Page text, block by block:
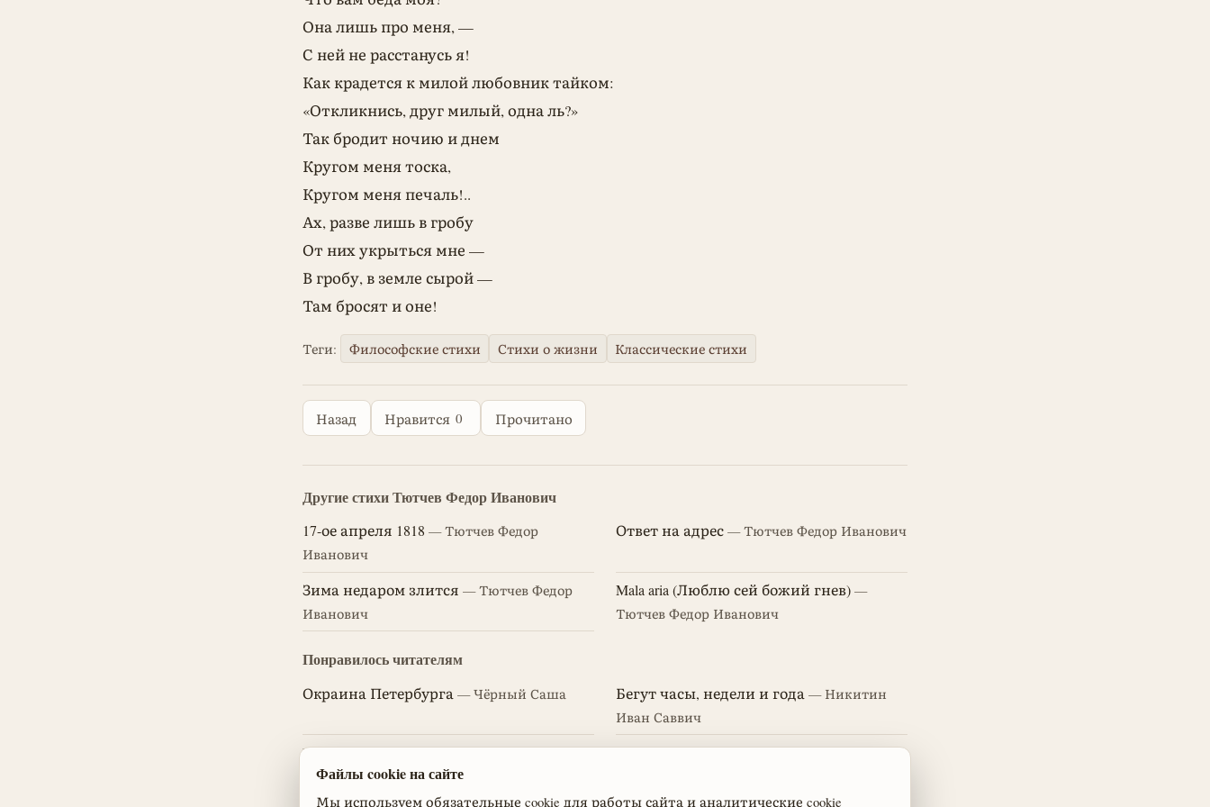
Она лишь про меня, —
С ней не расстанусь я!
Как крадется к милой любовник тайком:
«Откликнись, друг милый, одна ль?»
Так бродит ночию и днем
Кругом меня тоска,
Кругом меня печаль!..
Ах, разве лишь в гробу
От них укрыться мне —
В гробу, в земле сырой —
Там бросят и оне!
Теги: Философские стихи Стихи о жизни Классические стихи
Назад Нравится 0 Прочитано
Другие стихи Тютчев Федор Иванович
17-ое апреля 1818 — Тютчев Федор
Иванович
Ответ на адрес — Тютчев Федор Иванович
Зима недаром злится — Тютчев Федор
Иванович
Mala aria (Люблю сей божий гнев) —
Тютчев Федор Иванович
Понравилось читателям
Окраина Петербурга — Чёрный Саша Бегут часы, недели и года — Никитин
Иван Саввич
Madonna da Settignano— Блок Александр
Александрович
1925— Ахматова Анна Андреевна
Файлы cookie на сайте
Мы используем обязательные cookie для работы сайта и аналитические cookie